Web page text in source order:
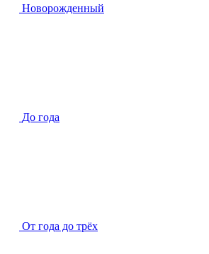
Новорожденный
До года
От года до трёх